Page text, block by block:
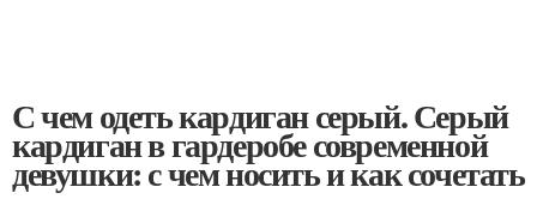
С чем одеть кардиган серый. Серый
кардиган в гардеробе современной
девушки: с чем носить и как сочетать